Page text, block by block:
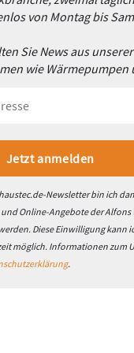
von Montag bis
Sie News aus unserer
wie Wärmepumpen
Newsletter bin ich
Online-Angebote der Alfons
Diese Einwilligung kann
möglich. Informationen zum
.